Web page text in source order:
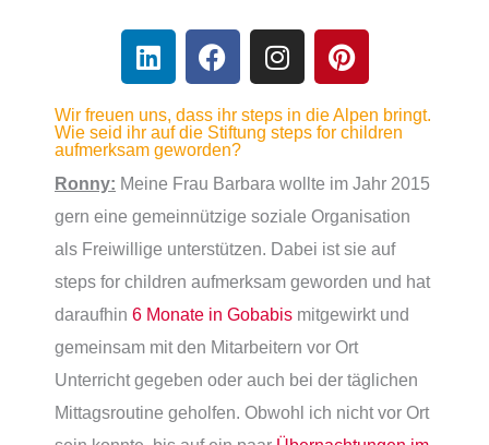
L
i
k
e
d
i
n
F
a
e
b
o
o
k
I
n
t
g
r
a
m
P
i
t
r
e
s
t
Wir freuen uns, dass ihr steps in die Alpen bringt.
Wie seid ihr auf die Stiftung steps for children
aufmerksam geworden?
Ronny: Meine Frau Barbara wollte im Jahr 2015
gern eine gemeinnützige soziale Organisation
als Freiwillige unterstützen. Dabei ist sie auf
steps for children auf­merksam geworden und hat
daraufhin 6 Monate in Gobabis mitgewirkt und
gemeinsam mit den Mitarbeitern vor Ort
Unterricht gegeben oder auch bei der täglichen
Mittagsroutine geholfen. Obwohl ich nicht vor Ort